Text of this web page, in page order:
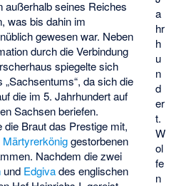
a
hr
h
u
n
d
er
t.
W
ol
fe
n
außerhalb seines Reiches
was bis dahin im
gewesen war. Neben
durch die Verbindung
spiegelte sich
da sich die
die im 5. Jahrhundert auf
Sachsen beriefen.
die Braut das Prestige mit,
Märtyrerköniggestorbenen
Nachdem die zwei
und Edgivades englischen